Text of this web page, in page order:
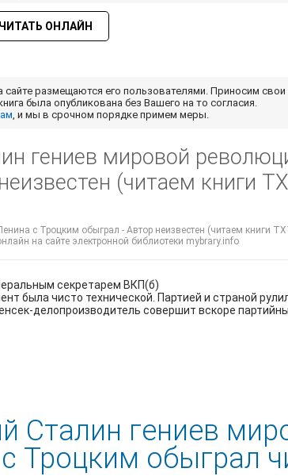
ЧИТАТЬ ОНЛАЙН
сайте размещаются его пользователями. Приносим свои
была опубликована без Вашего на то согласия.
, и мы в срочном порядке примем меры.
гениев мировой
(читаем книги
с Троцким обыграл - Автор неизвестен (читаем книги
на сайте электронной библиотеки mybrary.info
секретарем ВКП(б)
была чисто технической. Партией и страной
делопроизводитель совершит вскоре
Сталин гениев
Троцким обыграл